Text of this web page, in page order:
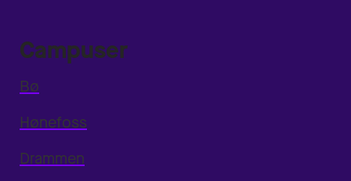
Campuser
Bø
Hønefoss
Drammen